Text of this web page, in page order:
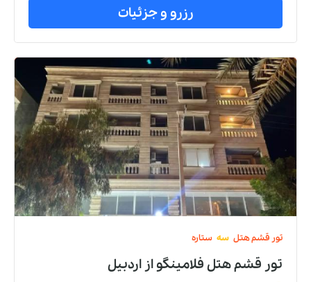
رزرو و جزئیات
تور قشمهتل سه ستاره
تور قشم هتل فلامینگواز اردبیل